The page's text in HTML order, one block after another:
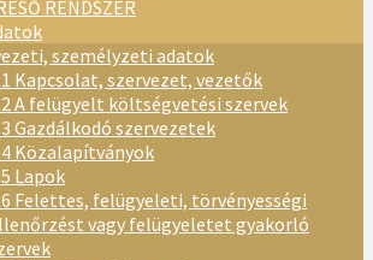
RENDSZER
személyzeti adatok
Kapcsolat, szervezet, vezetők
A felügyelt költségvetési szervek
Gazdálkodó szervezetek
Közalapítványok
Lapok
Felettes, felügyeleti, törvényességi
vagy felügyeletet gyakorló